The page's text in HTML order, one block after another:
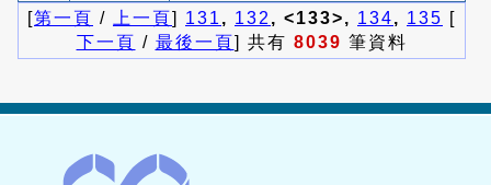
[第一頁 / 上一頁] 131 , 132 , <133>, 134, 135 [
下一頁 / 最後一頁] 共有 8039 筆資料